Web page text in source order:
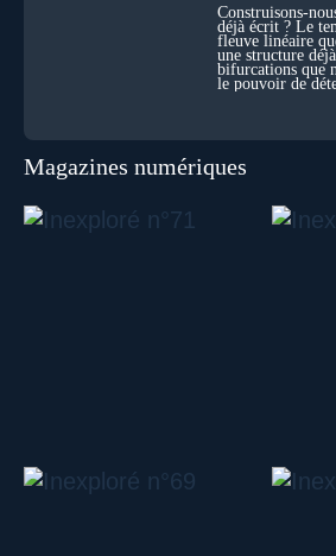
Construisons-
déjà écrit ? Le
fleuve linéaire
une structure
bifurcations que
le pouvoir de
Magazines numériques